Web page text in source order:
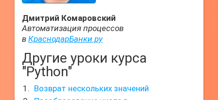
Дмитрий Комаровский
Автоматизация процессов
в КраснодарБанки.ру
Другие уроки курса
"Python"
Возврат нескольких значений